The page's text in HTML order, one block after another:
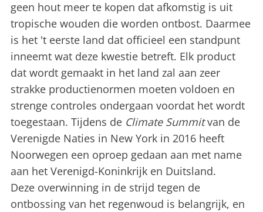
geen hout meer te kopen dat afkomstig is uit
tropische wouden die worden ontbost. Daarmee
is het 't eerste land dat officieel een standpunt
inneemt wat deze kwestie betreft. Elk product
dat wordt gemaakt in het land zal aan zeer
strakke productienormen moeten voldoen en
strenge controles ondergaan voordat het wordt
toegestaan. Tijdens de Climate Summitvan de
Verenigde Naties in New York in 2016 heeft
Noorwegen een oproep gedaan aan met name
aan het Verenigd-Koninkrijk en Duitsland.
Deze overwinning in de strijd tegen de
ontbossing van het regenwoud is belangrijk, en